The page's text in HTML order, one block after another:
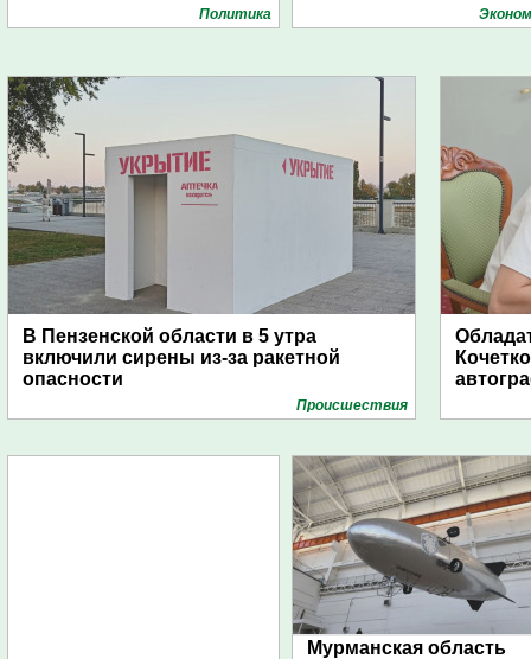
Политика
В Пензенской области в 5 утра
включили сирены из-за ракетной
опасности
Проиcшествия
Мурманская область